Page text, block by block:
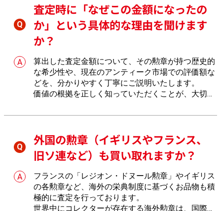
査定時に「なぜこの金額になったの
か」という具体的な理由を聞けます
か？
算出した査定金額について、その勲章が持つ歴史的
な希少性や、現在のアンティーク市場での評価額な
どを、分かりやすく丁寧にご説明いたします。
価値の根拠を正しく知っていただくことが、大切な
おります。納得のいく説明を聞くことで、安心して
外国の勲章（イギリスやフランス、
旧ソ連など）も買い取れますか？
フランスの「レジオン・ドヌール勲章」やイギリス
の各勲章など、海外の栄典制度に基づくお品物も積
極的に査定を行っております。
世界中にコレクターが存在する海外勲章は、国際的